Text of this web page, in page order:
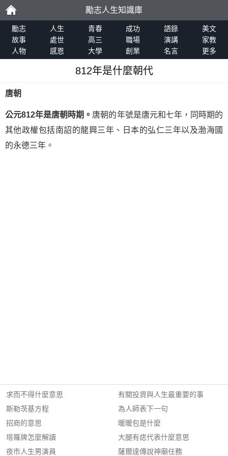
勵
志
勵志人生知識庫
勵志 人生 青春 成功 語錄
美文
故事
處世 高三 職場 演講
家教
人物
感恩 大學 創業 名言 更多
812年是什麼朝代
唐朝
公元812年是唐朝時期。 唐朝的年號是唐元和七年，同時期的
其他政權包括南詔的龍興三年、日本的弘仁三年以及渤海國
的永德三年。
求而不得什麼意思
斯勒茨基方程
招商的意思
塔羅牌怎麼解讀
夜市人生男演員
有關投資與人生最重要的事
為人師表下一句
暖暖包是什麼
大腿有痣代表什麼意思
薩爾達傳說神廟任務